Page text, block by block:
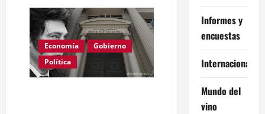
Textiles
caen
25%
y
precios
suben
160%
con
Milei
Economía
Gobierno
Política
Informes y
encuestas
Internacional
Mundo del
vino